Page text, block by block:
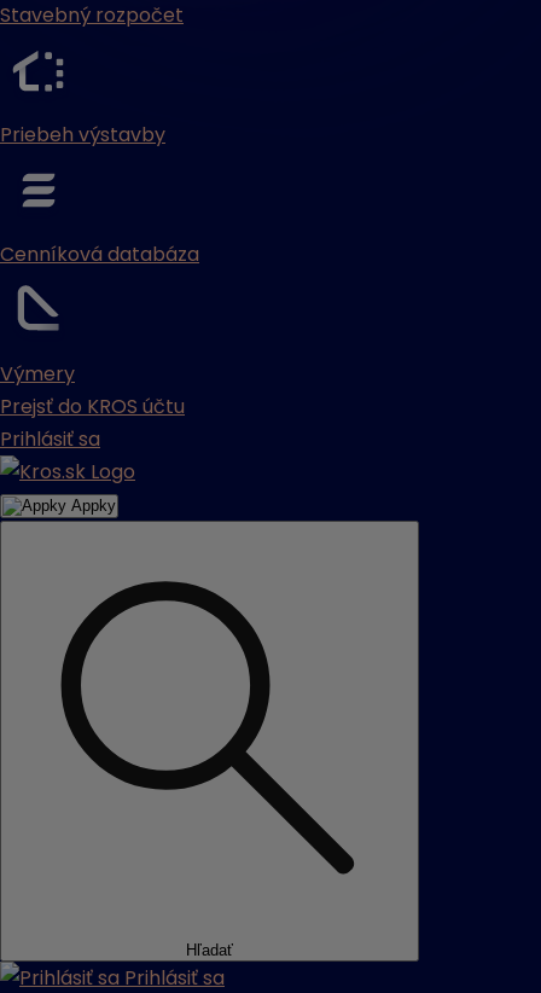
Stavebný rozpočet
Priebeh výstavby
Cenníková databáza
Výmery
Prejsť do KROS účtu
Prihlásiť sa
Appky
Hľadať
Prihlásiť sa